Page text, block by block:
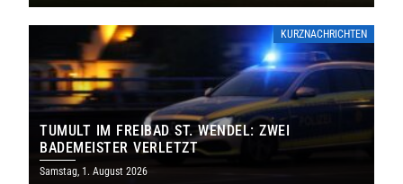
KURZNACHRICHTEN
TUMULT IM FREIBAD ST. WENDEL: ZWEI
BADEMEISTER VERLETZT
Samstag, 1. August 2026